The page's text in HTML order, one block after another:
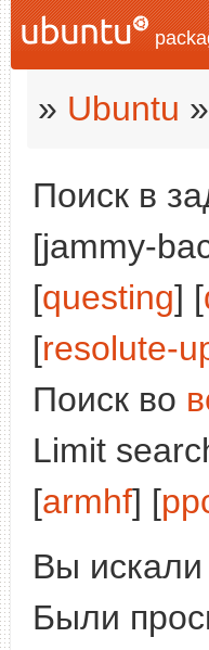
» Ubuntu »
Поиск в
[jammy-
[questing] [
[resolute-
Поиск во
Limit
[armhf] [
Вы
Были